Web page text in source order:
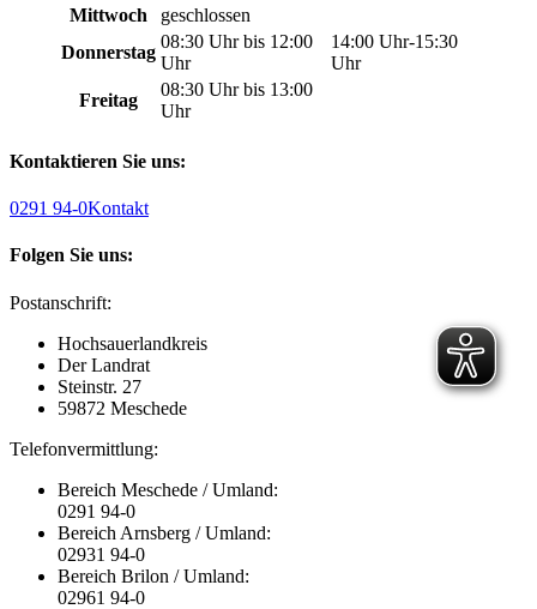
Mittwoch
geschlossen
Donnerstag
08:30 Uhr bis 12:00
Uhr
14:00 Uhr-15:30
Uhr
Freitag
08:30 Uhr bis 13:00
Uhr
Kontaktieren Sie uns:
0291 94-0Kontakt
Folgen Sie uns:
Postanschrift:
Hochsauerlandkreis
Der Landrat
Steinstr. 27
59872 Meschede
Telefonvermittlung:
Bereich Meschede / Umland:
0291 94-0
Bereich Arnsberg / Umland:
02931 94-0
Bereich Brilon / Umland:
02961 94-0